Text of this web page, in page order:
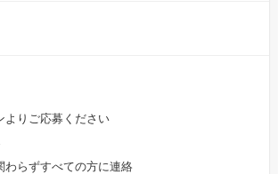
よりご応募ください
わらずすべての方に連絡